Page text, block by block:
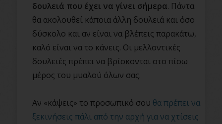
δουλειά που έχει να γίνει σήμερα. Πάντα
θα ακολουθεί κάποια άλλη δουλειά και όσο
δύσκολο και αν είναι να βλέπεις παρακάτω,
καλό είναι να το κάνεις. Οι μελλοντικές
δουλειές πρέπει να βρίσκονται στο πίσω
μέρος του μυαλού όλων σας.
Αν «κάψεις» το προσωπικό σου θα πρέπει να
ξεκινήσεις πάλι από την αρχή για να χτίσεις